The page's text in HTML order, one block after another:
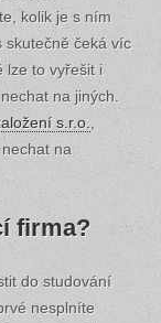
kolik je s ním
skutečně čeká víc
lze to vyřešit i
na jiných.
s.r.o.
na
firma?
do studování
nesplníte